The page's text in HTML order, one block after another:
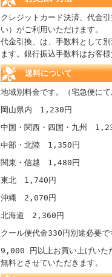
クレジットカード決済、代金
い）がご利用いただけます。
代金引換、は、手数料として
ます。銀行振込手数料はお客
送料について
地域別料金です。（宅急便に
岡山県内 1,230円
中国・関西・四国・九州
中部・北陸 1,350円
関東・信越 1,480円
東北 1,740円
沖縄 2,070円
北海道 2,360円
クール便代金330円別途必要で
9,000 円以上お買い上げいた
無料とさせていただきます。